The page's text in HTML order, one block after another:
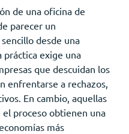
de una oficina de
parecer un
desde una
exige una
que descuidan los
enfrentarse a rechazos,
En cambio, aquellas
proceso obtienen una
más